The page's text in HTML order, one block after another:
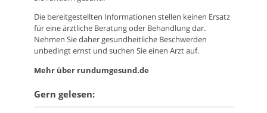
Die bereitgestellten Informationen stellen keinen Ersatz
für eine ärztliche Beratung oder Behandlung dar.
Nehmen Sie daher gesundheitliche Beschwerden
unbedingt ernst und suchen Sie einen Arzt auf.
Mehr über rundumgesund.de
Gern gelesen: